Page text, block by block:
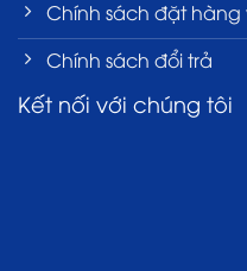
Chính sách đặt
Chính sách đổi trả
Kết nối với chúng tôi